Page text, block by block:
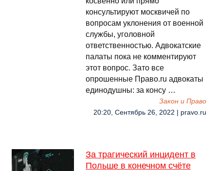
консультируют москвичей по
вопросам уклонения от военной
службы, уголовной
ответственностью. Адвокатские
палаты пока не комментируют
этот вопрос. Зато все
опрошенные Право.ru адвокаты
единодушны: за консу …
Закон и Право
20:20, Сентябрь 26, 2022 | pravo.ru
За трагический инцидент в
Польше в конечном счёте